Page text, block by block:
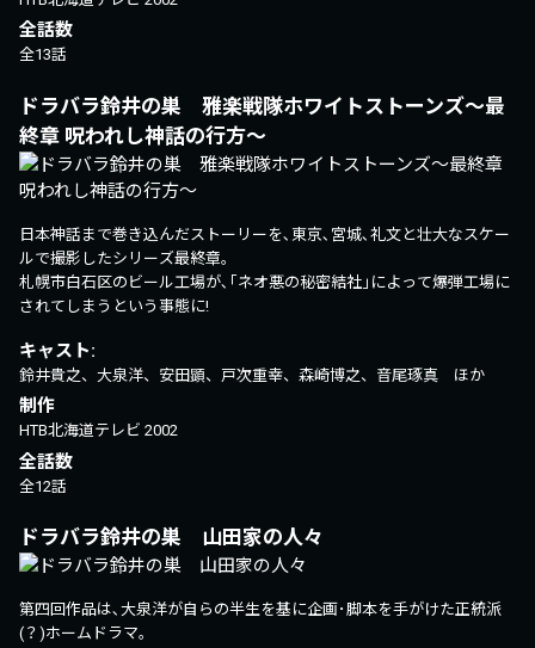
全話数
全13話
ドラバラ鈴井の巣 雅楽戦隊ホワイトストーンズ～最
終章 呪われし神話の行方～
日本神話まで巻き込んだストーリーを､東京､宮城､礼文と壮大なスケー
ルで撮影したシリーズ最終章｡
札幌市白石区のビール工場が､｢ネオ悪の秘密結社｣によって爆弾工場に
されてしまうという事態に!
キャスト:
鈴井貴之、大泉洋、安田顕、戸次重幸、森崎博之、音尾琢真 ほか
制作
HTB北海道テレビ 2002
全話数
全12話
ドラバラ鈴井の巣 山田家の人々
第四回作品は､大泉洋が自らの半生を基に企画･脚本を手がけた正統派
(？)ホームドラマ｡